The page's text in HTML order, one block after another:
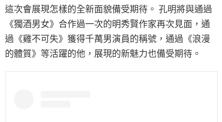
這次會展現怎樣的全新面貌備受期待。 孔明將與通過
《獨酒男女》合作過一次的明秀賢作家再次見面，通
過《雞不可失》獲得千萬男演員的稱號，通過《浪漫
的體質》等活躍的他，展現的新魅力也備受期待。